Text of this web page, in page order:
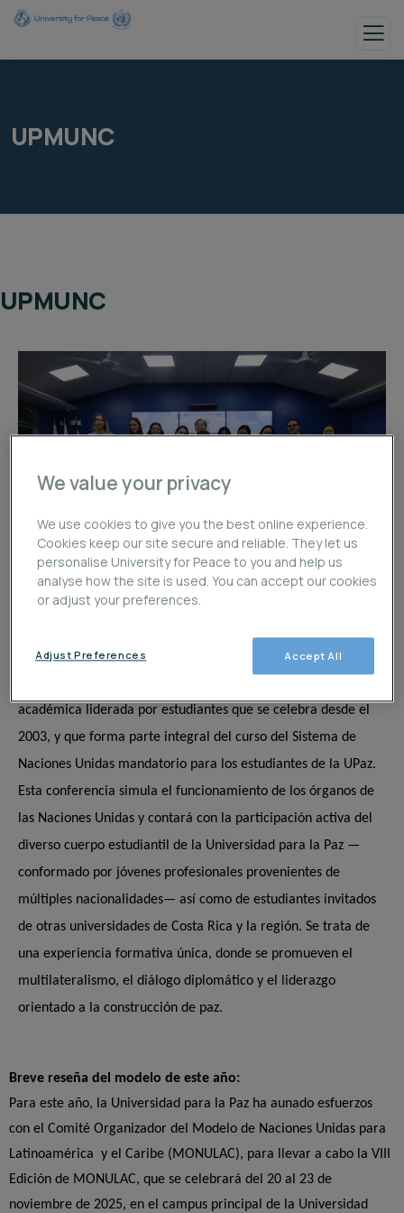
UPMUNC
UPMUNC
La Conferencia Modelo de Naciones Unidas de la Universidad
académica liderada por estudiantes que se celebra desde el
2003, y que forma parte integral del curso del Sistema de
Naciones Unidas mandatorio para los estudiantes de la UPaz.
Esta conferencia simula el funcionamiento de los órganos de
las Naciones Unidas y contará con la participación activa del
diverso cuerpo estudiantil de la Universidad para la Paz —
conformado por jóvenes profesionales provenientes de
múltiples nacionalidades— así como de estudiantes invitados
de otras universidades de Costa Rica y la región. Se trata de
una experiencia formativa única, donde se promueven el
multilateralismo, el diálogo diplomático y el liderazgo
orientado a la construcción de paz.
Breve reseña del modelo de este año:
Para este año, la Universidad para la Paz ha aunado esfuerzos
con el Comité Organizador del Modelo de Naciones Unidas para
Latinoamérica y el Caribe (MONULAC), para llevar a cabo la VIII
Edición de MONULAC, que se celebrará del 20 al 23 de
noviembre de 2025, en el campus principal de la Universidad
We value your privacy
We use cookies to give you the best online experience.
Cookies keep our site secure and reliable. They let us
personalise University for Peace to you and help us
analyse how the site is used. You can accept our cookies
or adjust your preferences.
Accept All
Adjust Preferences